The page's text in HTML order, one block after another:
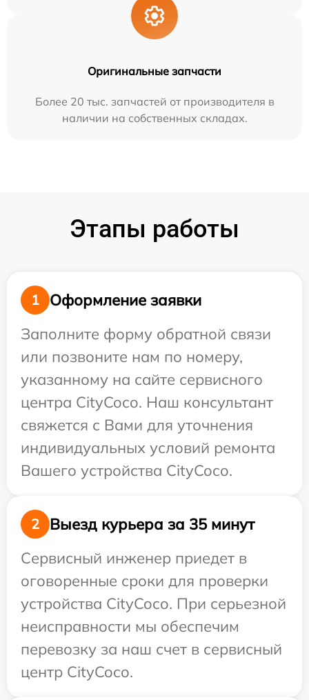
Оригинальные запчасти
Более 20 тыс. запчастей от производителя в
наличии на собственных складах.
Этапы работы
1
Оформление заявки
Заполните форму обратной связи
или позвоните нам по номеру,
указанному на сайте сервисного
центра CityCoco. Наш консультант
свяжется с Вами для уточнения
индивидуальных условий ремонта
Вашего устройства CityCoco.
2
Выезд курьера за 35 минут
Сервисный инженер приедет в
оговоренные сроки для проверки
устройства CityCoco. При серьезной
неисправности мы обеспечим
перевозку за наш счет в сервисный
центр CityCoco.